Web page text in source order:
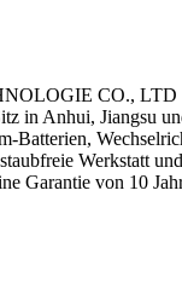
CO., LTD
in Anhui, Jiangsu
Batterien,
Werkstatt
Garantie von 10